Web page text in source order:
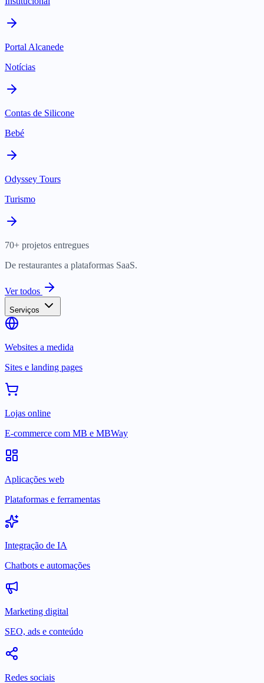
Portal Alcanede
Notícias
Contas de Silicone
Bebé
Odyssey Tours
Turismo
70+ projetos entregues
De restaurantes a plataformas SaaS.
Ver todos
Serviços
Websites a medida
Sites e landing pages
Lojas online
E-commerce com MB e MBWay
Aplicações web
Plataformas e ferramentas
Integração de IA
Chatbots e automações
Marketing digital
SEO, ads e conteúdo
Redes sociais